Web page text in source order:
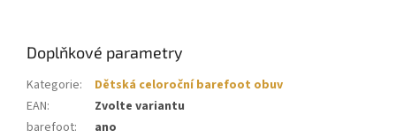
Doplňkové parametry
Kategorie:
Dětská celoroční barefoot obuv
EAN:
Zvolte variantu
barefoot:
ano